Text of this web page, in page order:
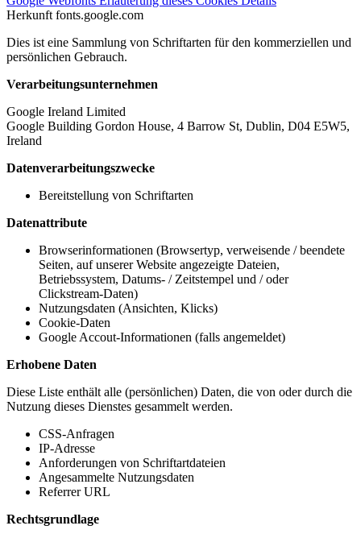
Herkunft fonts.google.com
Dies ist eine Sammlung von Schriftarten für den kommerziellen und
persönlichen Gebrauch.
Verarbeitungsunternehmen
Google Ireland Limited
Google Building Gordon House, 4 Barrow St, Dublin, D04 E5W5,
Ireland
Datenverarbeitungszwecke
Bereitstellung von Schriftarten
Datenattribute
Browserinformationen (Browsertyp, verweisende / beendete
Seiten, auf unserer Website angezeigte Dateien,
Betriebssystem, Datums- / Zeitstempel und / oder
Clickstream-Daten)
Nutzungsdaten (Ansichten, Klicks)
Cookie-Daten
Google Accout-Informationen (falls angemeldet)
Erhobene Daten
Diese Liste enthält alle (persönlichen) Daten, die von oder durch die
Nutzung dieses Dienstes gesammelt werden.
CSS-Anfragen
IP-Adresse
Anforderungen von Schriftartdateien
Angesammelte Nutzungsdaten
Referrer URL
Rechtsgrundlage